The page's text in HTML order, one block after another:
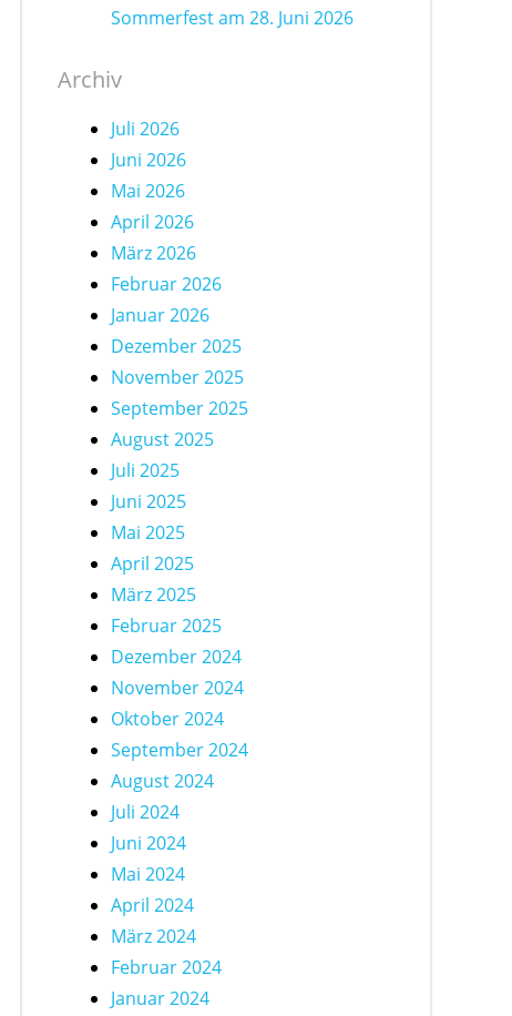
Sommerfest am 28. Juni 2026
Archiv
Juli 2026
Juni 2026
Mai 2026
April 2026
März 2026
Februar 2026
Januar 2026
Dezember 2025
November 2025
September 2025
August 2025
Juli 2025
Juni 2025
Mai 2025
April 2025
März 2025
Februar 2025
Dezember 2024
November 2024
Oktober 2024
September 2024
August 2024
Juli 2024
Juni 2024
Mai 2024
April 2024
März 2024
Februar 2024
Januar 2024